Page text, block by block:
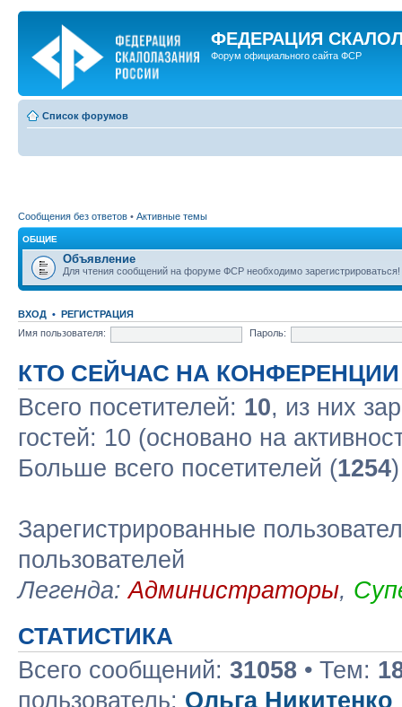
ФЕДЕРАЦИЯ
Форум официального сайта ФСР
Список форумов
Сообщения без ответов • Активные темы
ОБЩИЕ
Объявление
Для чтения сообщений на форуме ФСР необходимо зарегистрироваться!
ВХОД • РЕГИСТРАЦИЯ
Имя пользователя:
Пароль:
КТО СЕЙЧАС НА КОНФЕРЕНЦИИ
Всего посетителей: 10, из них
гостей: 10 (основано на
Больше всего посетителей (1254
Зарегистрированные
пользователей
Легенда:Администраторы,
СТАТИСТИКА
Всего сообщений: 31058 • Тем:
пользователь: Ольга Никитенко